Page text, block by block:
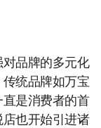
品牌的多元化
统品牌如万宝
是消费者的首
也开始引进诸